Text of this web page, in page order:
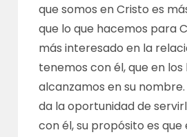
que somos en Cristo es
que lo que hacemos para
más interesado en la
tenemos con él, que en los
alcanzamos en su nombre.
da la oportunidad de
con él, su propósito es que